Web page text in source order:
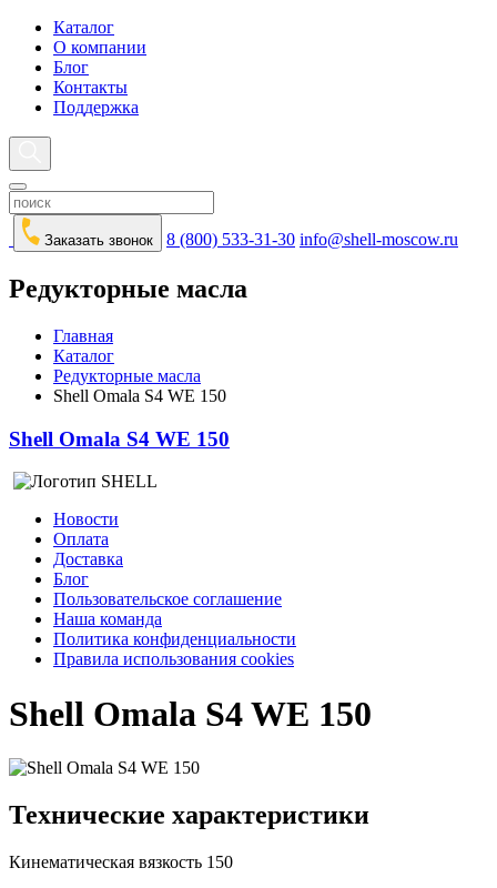
Каталог
О компании
Блог
Контакты
Поддержка
Заказать звонок 8 (800) 533-31-30 info@shell-moscow.ru
Редукторные масла
Главная
Каталог
Редукторные масла
Shell Omala S4 WE 150
Shell Omala S4 WE 150
Новости
Оплата
Доставка
Блог
Пользовательское соглашение
Наша команда
Политика конфиденциальности
Правила использования cookies
Shell Omala S4 WE 150
Технические характеристики
Кинематическая вязкость 150